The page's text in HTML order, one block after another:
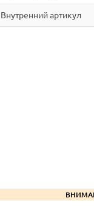
Внутренний артикул